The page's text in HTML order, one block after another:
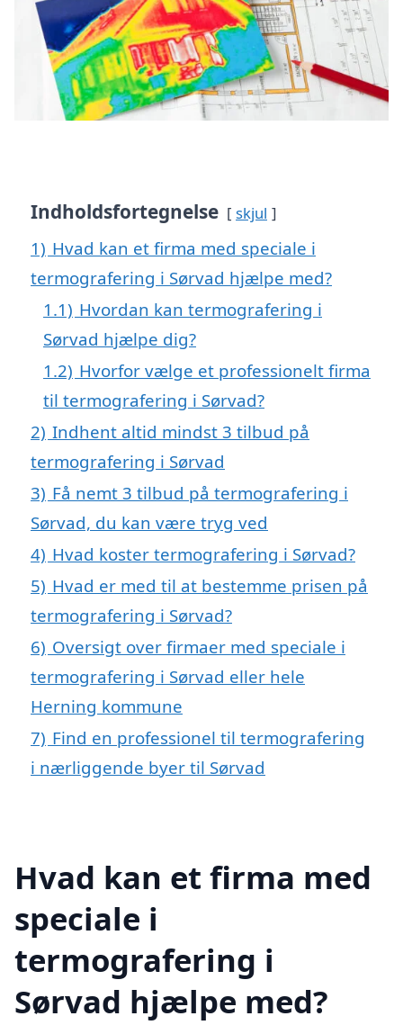
Indholdsfortegnelse skjul
1) Hvad kan et firma med speciale i
termografering i Sørvad hjælpe med?
1.1) Hvordan kan termografering i
Sørvad hjælpe dig?
1.2) Hvorfor vælge et professionelt firma
til termografering i Sørvad?
2) Indhent altid mindst 3 tilbud på
termografering i Sørvad
3) Få nemt 3 tilbud på termografering i
Sørvad, du kan være tryg ved
4) Hvad koster termografering i Sørvad?
5) Hvad er med til at bestemme prisen på
termografering i Sørvad?
6) Oversigt over firmaer med speciale i
termografering i Sørvad eller hele
Herning kommune
7) Find en professionel til termografering
i nærliggende byer til Sørvad
Hvad kan et firma med
speciale i
termografering i
Sørvad hjælpe med?